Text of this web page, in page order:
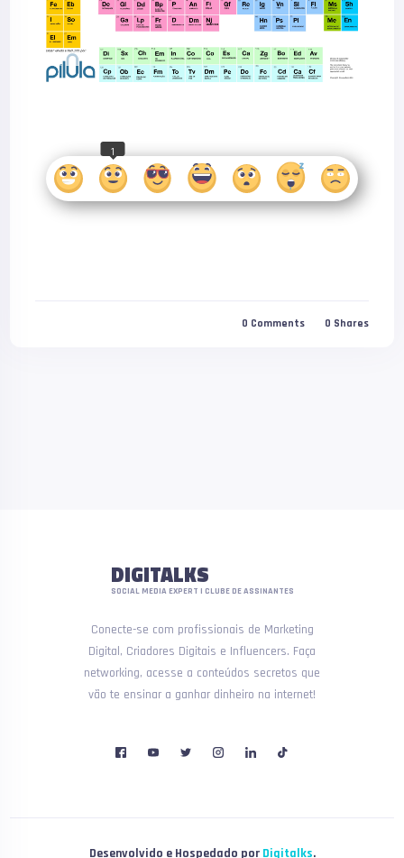
1
0 Comments 0 Shares
DIGITALKS
SOCIAL MEDIA EXPERT | CLUBE DE ASSINANTES
Conecte-se com profissionais de Marketing
Digital, Criadores Digitais e Influencers. Faça
networking, acesse a conteúdos secretos que
vão te ensinar a ganhar dinheiro na internet!
Desenvolvido e Hospedado por Digitalks.